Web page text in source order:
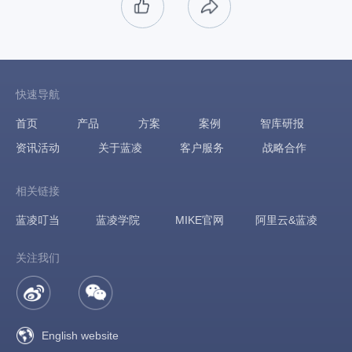
快速导航
首页 产品 方案 案例
智库研报
资讯活动
关于蓝凌 客户服务 战略合作
相关链接
蓝凌叮当 蓝凌学院 MIKE官网 阿里云&蓝凌
关注我们
English website